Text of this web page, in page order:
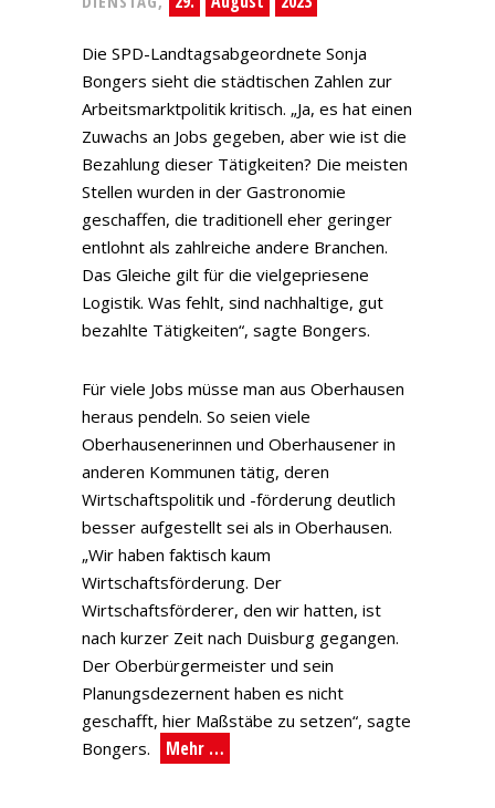
Die SPD-Landtagsabgeordnete Sonja
Bongers sieht die städtischen Zahlen zur
Arbeitsmarktpolitik kritisch. „Ja, es hat einen
Zuwachs an Jobs gegeben, aber wie ist die
Bezahlung dieser Tätigkeiten? Die meisten
Stellen wurden in der Gastronomie
geschaffen, die traditionell eher geringer
entlohnt als zahlreiche andere Branchen.
Das Gleiche gilt für die vielgepriesene
Logistik. Was fehlt, sind nachhaltige, gut
bezahlte Tätigkeiten“, sagte Bongers.
Für viele Jobs müsse man aus Oberhausen
heraus pendeln. So seien viele
Oberhausenerinnen und Oberhausener in
anderen Kommunen tätig, deren
Wirtschaftspolitik und -förderung deutlich
besser aufgestellt sei als in Oberhausen.
„Wir haben faktisch kaum
Wirtschaftsförderung. Der
Wirtschaftsförderer, den wir hatten, ist
nach kurzer Zeit nach Duisburg gegangen.
Der Oberbürgermeister und sein
Planungsdezernent haben es nicht
geschafft, hier Maßstäbe zu setzen“, sagte
Bongers.
Mehr …